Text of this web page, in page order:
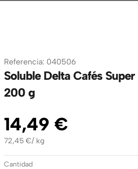
Referencia: 040506
Soluble Delta Cafés
200 g
14,49 €
72,45 €/ kg
Cantidad